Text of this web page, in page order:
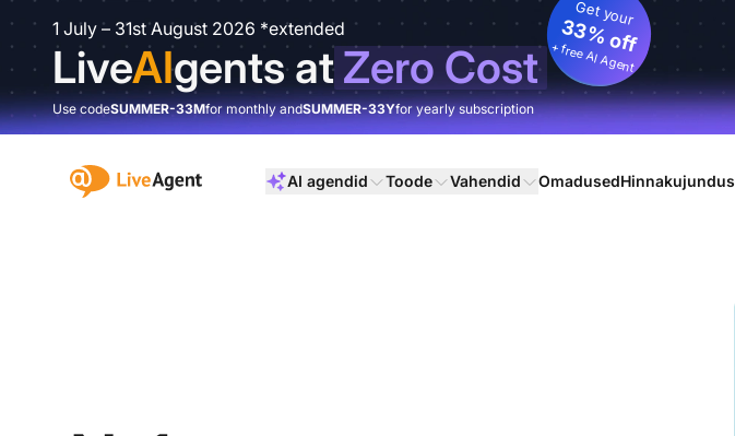
1 July – 31st August 2026 *extended
LiveAIgents atZero Cost
Get your
33% off
+ free AI Agent
Use codeSUMMER-33Mfor monthly andSUMMER-33Yfor yearly subscription
:site.title AI agendid Toode Vahendid OmadusedHinnakujundus